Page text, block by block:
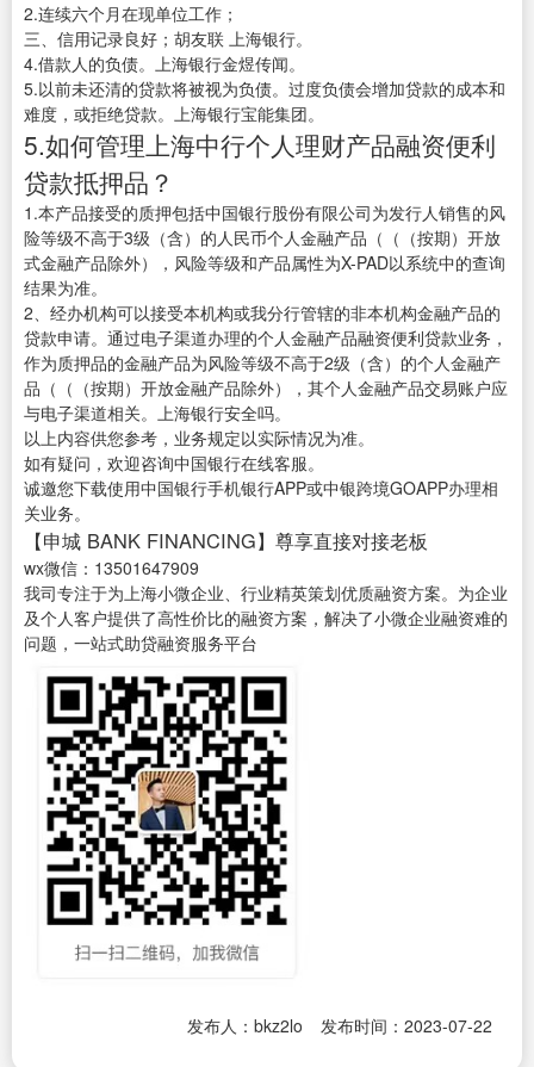
2.连续六个月在现单位工作；
三、信用记录良好；胡友联 上海银行。
4.借款人的负债。上海银行金煜传闻。
5.以前未还清的贷款将被视为负债。过度负债会增加贷款的成本和
难度，或拒绝贷款。上海银行宝能集团。
5.如何管理上海中行个人理财产品融资便利
贷款抵押品？
1.本产品接受的质押包括中国银行股份有限公司为发行人销售的风
险等级不高于3级（含）的人民币个人金融产品（（（按期）开放
式金融产品除外），风险等级和产品属性为X-PAD以系统中的查询
结果为准。
2、经办机构可以接受本机构或我分行管辖的非本机构金融产品的
贷款申请。通过电子渠道办理的个人金融产品融资便利贷款业务，
作为质押品的金融产品为风险等级不高于2级（含）的个人金融产
品（（（按期）开放金融产品除外），其个人金融产品交易账户应
与电子渠道相关。上海银行安全吗。
以上内容供您参考，业务规定以实际情况为准。
如有疑问，欢迎咨询中国银行在线客服。
诚邀您下载使用中国银行手机银行APP或中银跨境GOAPP办理相
关业务。
【申城 BANK FINANCING】尊享直接对接老板
wx微信：13501647909
我司专注于为上海小微企业、行业精英策划优质融资方案。为企业
及个人客户提供了高性价比的融资方案，解决了小微企业融资难的
问题，一站式助贷融资服务平台
发布人：bkz2lo 发布时间：2023-07-22